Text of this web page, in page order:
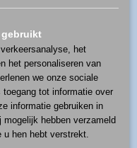
gebruikt
het
het personaliseren van
we onze sociale
tot informatie over
informatie gebruiken in
hebben verzameld
u hen hebt verstrekt.